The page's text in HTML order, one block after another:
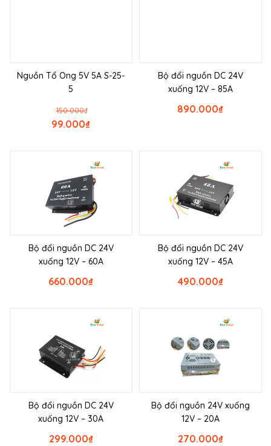
Nguồn Tổ Ong 5V 5A S-25-
5
₫
150.000
₫
99.000
Bộ đổi nguồn DC 24V
xuống 12V – 85A
₫
890.000
Bộ đổi nguồn DC 24V
xuống 12V – 60A
₫
660.000
Bộ đổi nguồn DC 24V
xuống 12V – 45A
₫
490.000
Bộ đổi nguồn DC 24V
xuống 12V – 30A
₫
299.000
Bộ đổi nguồn 24V xuống
12V – 20A
₫
270.000